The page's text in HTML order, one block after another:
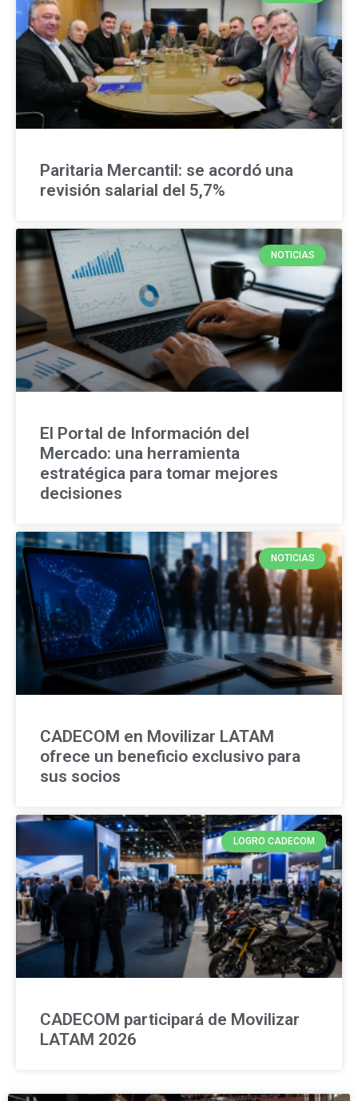
Paritaria Mercantil: se acordó una
revisión salarial del 5,7%
NOTICIAS
El Portal de Información del
Mercado: una herramienta
estratégica para tomar mejores
decisiones
NOTICIAS
CADECOM en Movilizar LATAM
ofrece un beneficio exclusivo para
sus socios
LOGRO CADECOM
CADECOM participará de Movilizar
LATAM 2026